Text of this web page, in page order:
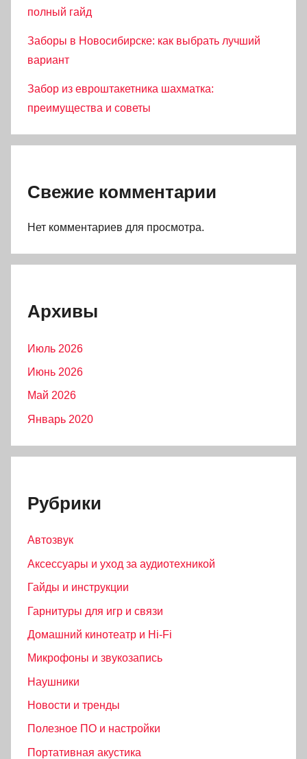
полный гайд
Заборы в Новосибирске: как выбрать лучший
вариант
Забор из евроштакетника шахматка:
преимущества и советы
Свежие комментарии
Нет комментариев для просмотра.
Архивы
Июль 2026
Июнь 2026
Май 2026
Январь 2020
Рубрики
Автозвук
Аксессуары и уход за аудиотехникой
Гайды и инструкции
Гарнитуры для игр и связи
Домашний кинотеатр и Hi-Fi
Микрофоны и звукозапись
Наушники
Новости и тренды
Полезное ПО и настройки
Портативная акустика